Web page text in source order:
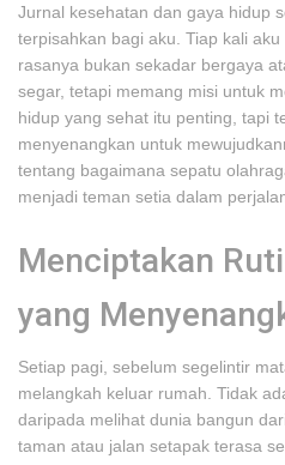
Jurnal kesehatan dan gaya hidup
terpisahkan bagi aku. Tiap kali
rasanya bukan sekadar bergaya
segar, tetapi memang misi untuk
hidup yang sehat itu penting, tapi
menyenangkan untuk
tentang bagaimana sepatu
menjadi teman setia dalam
Menciptakan
yang
Setiap pagi, sebelum segelintir
melangkah keluar rumah. Tidak
daripada melihat dunia bangun
taman atau jalan setapak terasa